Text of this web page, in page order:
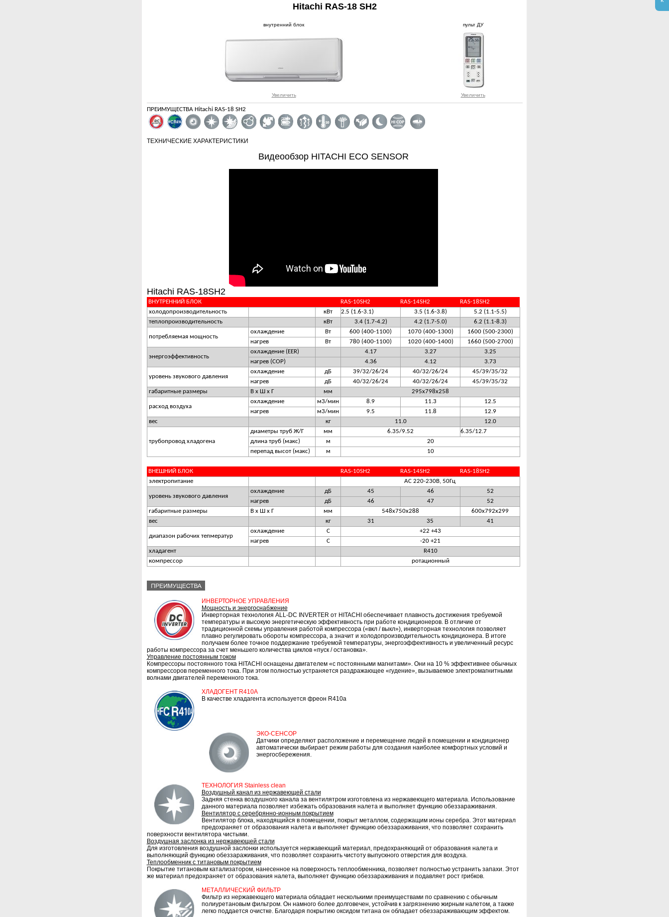
Hitachi RAS-18 SH2
внутренний блок
Увеличить
пульт ДУ
Увеличить
ПРЕИМУЩЕСТВА Hitachi RAS-18 SH2
ТЕХНИЧЕСКИЕ ХАРАКТЕРИСТИКИ
Видеообзор HITACHI ECO SENSOR
Hitachi RAS-18SH2
ВНУТРЕННИЙ БЛОК RAS-10SH2 RAS-14SH2
RAS-18SH2
холодопроизводительность
кВт 2.5 (1.6-3.1) 3.5 (1.6-3.8)
5.2 (1.1-5.5)
теплопроизводительность
кВт 3.4 (1.7-4.2) 4.2 (1.7-5.0) 6.2 (1.1-8.3)
потребляемая мощность
охлаждение Вт 600 (400-1100) 1070 (400-1300)
1600 (500-2300)
нагрев
Вт 780 (400-1100) 1020 (400-1400) 1660 (500-2700)
энергоэффективность
охлаждение (EER) 4.17 3.27
3.25
нагрев (COP)
4.36 4.12 3.73
уровень звукового давления
охлаждение дБ 39/32/26/24 40/32/26/24
45/39/35/32
нагрев
дБ 40/32/26/24 40/32/26/24
45/39/35/32
габаритные размеры
В х Ш х Г мм 295х798х258
расход воздуха
охлаждение м3/мин 8.9 11.3
12.5
нагрев
м3/мин 9.5 11.8
12.9
вес
кг 11.0 12.0
трубопровод хладогена
диаметры труб Ж/Г мм 6.35/9.52
6.35/12.7
длина труб (макс)
м
20
перепад высот (макс)
м 10
ВНЕШНИЙ БЛОК RAS-10SH2 RAS-14SH2
RAS-18SH2
электропитание
АС 220-230В, 50Гц
уровень звукового давления
охлаждение дБ 45 46
52
нагрев
дБ 46 47
52
габаритные размеры
В х Ш х Г мм 548х750х288
600х792х299
вес
кг 31 35 41
диапазон рабочих тепмератур
охлаждение С
+22 +43
нагрев
С
-20 +21
хладагент
R410
компрессор
ротационный
ИНВЕРТОРНОЕ УПРАВЛЕНИЯ
Мощность и энергоснабжение
Инверторная технология ALL-DC INVERTER от HITACHI обеспечивает плавность достижения требуемой
температуры и высокую энергетическую эффективность при работе кондиционеров. В отличие от
традиционной схемы управления работой компрессора («вкл / выкл»), инверторная технология позволяет
плавно регулировать обороты компрессора, а значит и холодопроизводительность кондиционера. В итоге
получаем более точное поддержание требуемой температуры, энергоэффективность и увеличенный ресурс
работы компрессора за счет меньшего количества циклов «пуск / остановка».
Управление постоянным током
Компрессоры постоянного тока HITACHI оснащены двигателем «с постоянными магнитами». Они на 10 % эффективнее обычных
компрессоров переменного тока. При этом полностью устраняется раздражающее «гудение», вызываемое электромагнитными
волнами двигателей переменного тока.
ХЛАДОГЕНТ R410A
В качестве хладагента используется фреон R410a
ЭКО-СЕНСОР
Датчики определяют расположение и перемещение людей в помещении и кондиционер
автоматически выбирает режим работы для создания наиболее комфортных условий и
энергосбережения.
ТЕХНОЛОГИЯ Stainless clean
Воздушный канал из нержавеющей стали
Задняя стенка воздушного канала за вентилятром изготовлена из нержавеющего материала. Использование
данного материала позволяет избежать образования налета и выполняет функцию обеззараживания.
Вентилятор с серебрянно-ионным покрытием
Вентилятор блока, находящийся в помещении, покрыт металлом, содержащим ионы серебра. Этот материал
предохраняет от образования налета и выполняет функцию обеззараживания, что позволяет сохранить
поверхности вентилятора чистыми.
Воздушная заслонка из нержавеющей стали
Для изготовления воздушной заслонки используется нержавеющий материал, предохраняющий от образования налета и
выполняющий функцию обеззараживания, что позволяет сохранить чистоту выпускного отверстия для воздуха.
Теплообменник с титановым покрытием
Покрытие титановым катализатором, нанесенное на поверхность теплообменника, позволяет полностью устранить запахи. Этот
же материал предохраняет от образования налета, выполняет функцию обеззараживания и подавляет рост грибков.
МЕТАЛЛИЧЕСКИЙ ФИЛЬТР
Фильтр из нержавеющего материала обладает несколькими преимуществами по сравнению с обычным
полиуретановым фильтром. Он намного более долговечен, устойчив к загрязнению жирным налетом, а также
легко поддается очистке. Благодаря покрытию оксидом титана он обладает обеззараживающим эффектом.